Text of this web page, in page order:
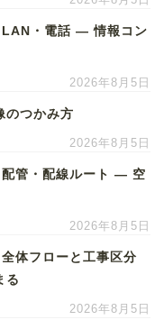
LAN・電話 ― 情報コン
2026年8月5日
のつかみ方
2026年8月5日
配管・配線ルート ― 空
2026年8月5日
体フローと工事区分
る
2026年8月5日